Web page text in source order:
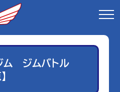
ム ジムバトル